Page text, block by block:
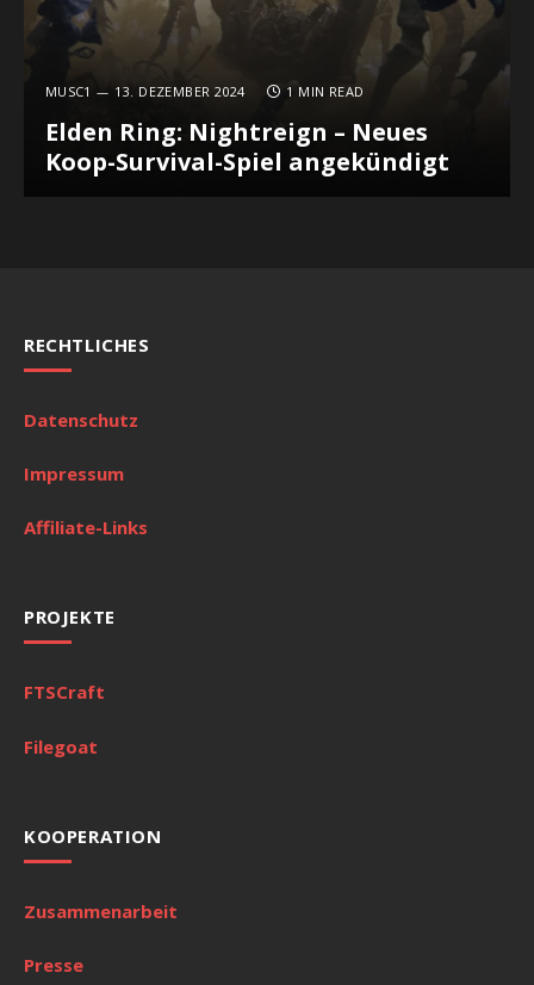
MUSC1 13. DEZEMBER 2024 1 MIN READ
Elden Ring: Nightreign – Neues
Koop-Survival-Spiel angekündigt
RECHTLICHES
Datenschutz
Impressum
Affiliate-Links
PROJEKTE
FTSCraft
Filegoat
KOOPERATION
Zusammenarbeit
Presse